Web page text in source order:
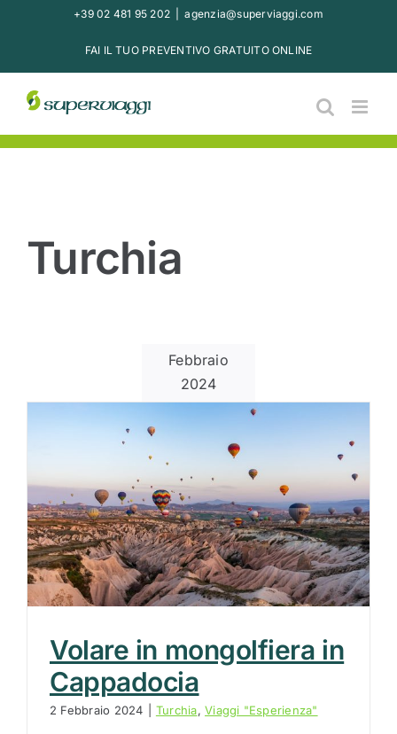
+39 02 481 95 202 agenzia@superviaggi.com
FAI IL TUO PREVENTIVO GRATUITO ONLINE
Turchia
Febbraio
2024
Volare in mongolfiera in
Cappadocia
2 Febbraio 2024 Turchia,Viaggi "Esperienza"